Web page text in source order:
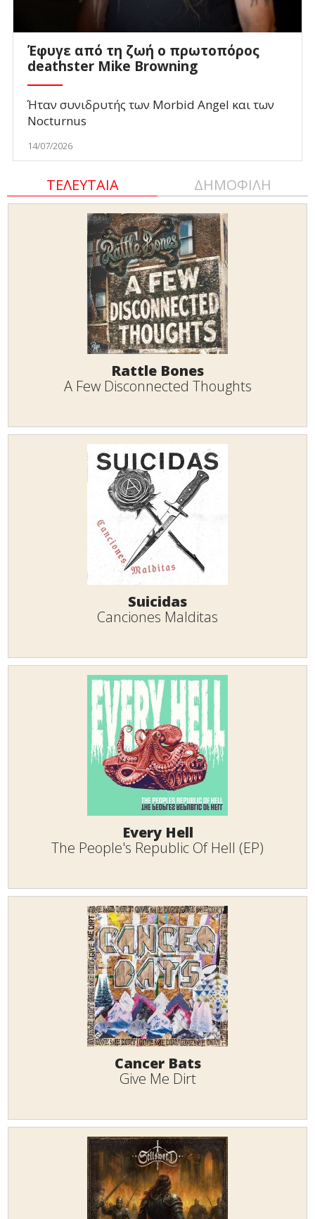
Έφυγε από τη ζωή ο πρωτοπόρος
deathster Mike Browning
Ήταν συνιδρυτής των Morbid Angel και των
Nocturnus
14/07/2026
ΤΕΛΕΥΤΑΙΑ ΔΗΜΟΦΙΛΗ
Rattle Bones
A Few Disconnected Thoughts
Suicidas
Canciones Malditas
Every Hell
The People's Republic Of Hell (EP)
Cancer Bats
Give Me Dirt